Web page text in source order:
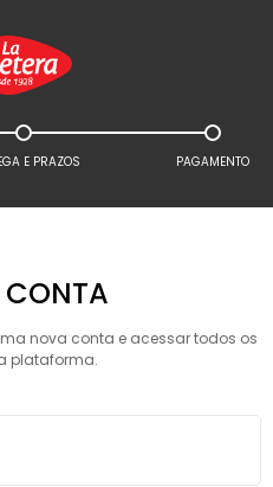
E PRAZOS PAGAMENTO
CONTA
nova conta e acessar todos os
plataforma.